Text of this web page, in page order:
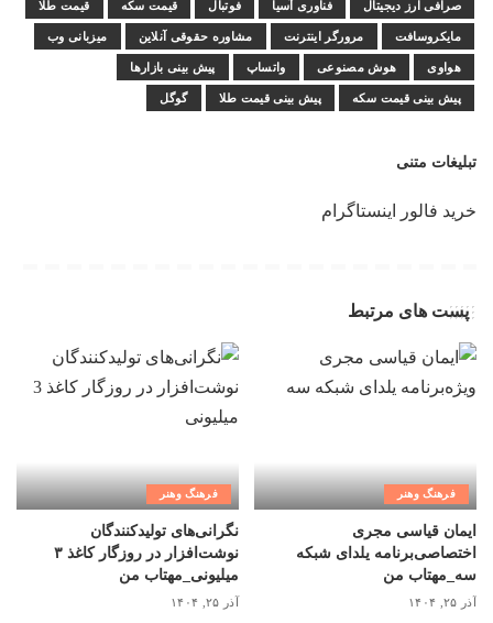
صرافی ارز دیجیتال فناوری آسیا فوتبال قیمت سکه قیمت طلا
مایکروسافت مرورگر اینترنت مشاوره حقوقی آنلاین میزبانی وب
هواوی هوش مصنوعی واتساپ پیش بینی بازارها
پیش بینی قیمت سکه پیش بینی قیمت طلا گوگل
تبلیغات متنی
خرید فالور اینستاگرام
پست های مرتبط
فرهنگ وهنر
ایمان قیاسی مجری
اختصاصی‌برنامه یلدای شبکه
سه_مهتاب من
آذر ۲۵, ۱۴۰۴
فرهنگ وهنر
نگرانی‌های تولیدکنندگان
نوشت‌افزار در روزگار کاغذ ۳
میلیونی_مهتاب من
آذر ۲۵, ۱۴۰۴